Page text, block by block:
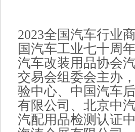
2023全国汽车行业
国汽车工业七十周
汽车改装用品协会
交易会组委会主办
验中心、中国汽车
有限公司、北京中
汽配用品检测认证